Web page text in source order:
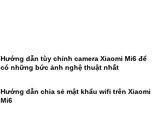
Hướng dẫn tùy chỉnh camera Xiaomi Mi6 để
có những bức ảnh nghệ thuật nhất
Hướng dẫn chia sẻ mật khẩu wifi trên Xiaomi
Mi6